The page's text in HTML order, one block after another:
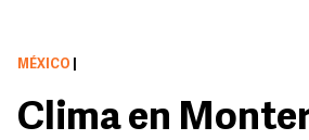
MÉXICO
Clima en